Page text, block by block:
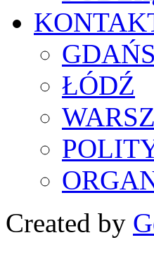
ŁÓDŹ
Created by